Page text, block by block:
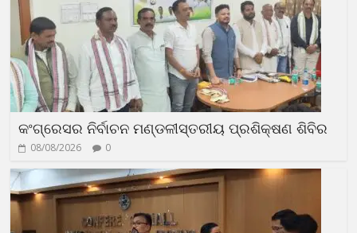
କଂଗ୍ରେସର ନିର୍ବାଚନ ମଣ୍ଡଳୀସ୍ତରୀୟ ପ୍ରଶିକ୍ଷଣ ଶିବିର
08/08/2026 0